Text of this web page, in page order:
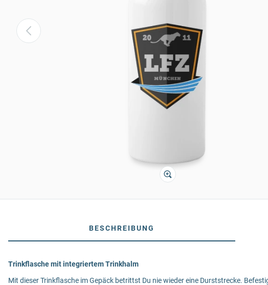
BESCHREIBUNG
Trinkflasche mit integriertem Trinkhalm
Mit dieser Trinkflasche im Gepäck betrittst Du nie wieder eine Durststrecke.